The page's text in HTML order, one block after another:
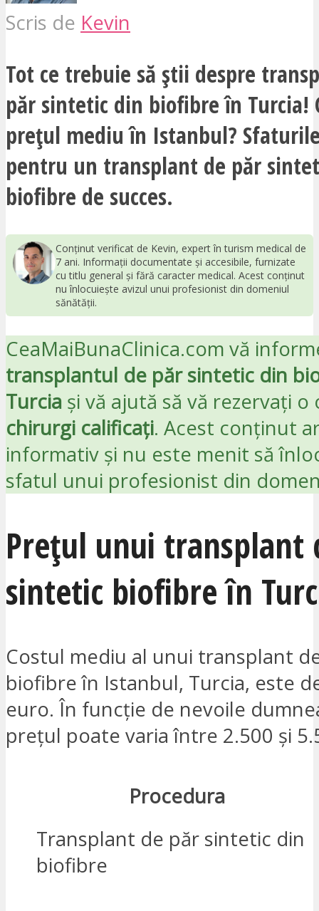
Scris de Kevin
Tot ce trebuie să știi despre
păr sintetic din biofibre în Turcia!
prețul mediu în Istanbul?
pentru un transplant de păr
biofibre de succes.
Conținut verificat de Kevin, expert în turism medical de
7 ani. Informații documentate și accesibile, furnizate
cu titlu general și fără caracter medical. Acest conținut
nu înlocuiește avizul unui profesionist din domeniul
sănătății.
CeaMaiBunaClinica.com vă
transplantul de păr sintetic din
Turcia și vă ajută să vă rezervați
chirurgi calificați. Acest conținut
informativ și nu este menit să
sfatul unui profesionist din
Prețul unui transplant
sintetic biofibre în
Costul mediu al unui transplant
biofibre în Istanbul, Turcia, este
euro. În funcție de nevoile
prețul poate varia între 2.500 și
Procedura
Transplant de păr sintetic din
biofibre